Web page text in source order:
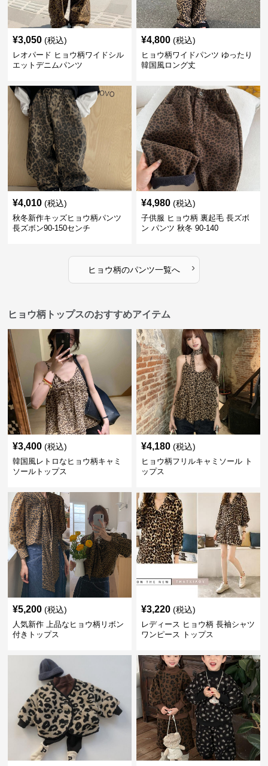
¥3,050 (税込)
レオパード ヒョウ柄ワイドシル
エットデニムパンツ
¥4,800 (税込)
ヒョウ柄ワイドパンツ ゆったり
韓国風ロング丈
¥4,010 (税込)
秋冬新作キッズヒョウ柄パンツ
長ズボン90-150センチ
¥4,980 (税込)
子供服 ヒョウ柄 裏起毛 長ズボ
ン パンツ 秋冬 90-140
ヒョウ柄のパンツ一覧へ ›
ヒョウ柄トップスのおすすめアイテム
¥3,400 (税込)
韓国風レトロなヒョウ柄キャミ
ソールトップス
¥4,180 (税込)
ヒョウ柄フリルキャミソール ト
ップス
¥5,200 (税込)
人気新作 上品なヒョウ柄リボン
付きトップス
¥3,220 (税込)
レディース ヒョウ柄 長袖シャツ
ワンピース トップス